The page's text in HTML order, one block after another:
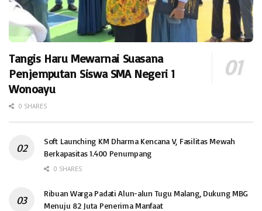
Tangis Haru Mewarnai Suasana
Penjemputan Siswa SMA Negeri 1
Wonoayu
0 SHARES
Soft Launching KM Dharma Kencana V, Fasilitas Mewah
Berkapasitas 1.400 Penumpang
0 SHARES
Ribuan Warga Padati Alun-alun Tugu Malang, Dukung MBG
Menuju 82 Juta Penerima Manfaat